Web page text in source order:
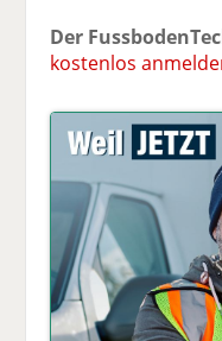
Der
kostenlos